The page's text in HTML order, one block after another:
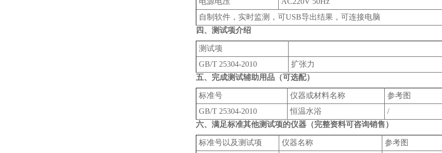
自制软件，实时监测，可USB导出结果，可连接电脑
四、测试项介绍
测试项
GB/T 25304-2010
扩张力
五、完成测试辅助用品（可选配）
标准号 仪器或材料名称
参考图
GB/T 25304-2010
恒温水浴
/
六、满足标准其他测试项的仪器（完整资料可咨询销售）
标准号以及测试项 仪器名称 参考图